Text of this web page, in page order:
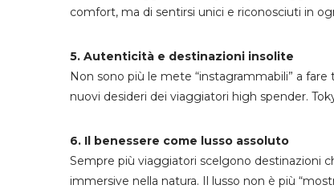
comfort, ma di sentirsi unici e riconosciuti in
5. Autenticità e destinazioni insolite
Non sono più le mete “instagrammabili” a
nuovi desideri dei viaggiatori high spender.
6. Il benessere come lusso assoluto
Sempre più viaggiatori scelgono destinazioni
immersive nella natura. Il lusso non è più